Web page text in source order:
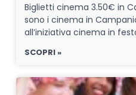
Biglietti cinema 3.50€ in
sono i cinema in
all’iniziativa cinema in
SCOPRI »